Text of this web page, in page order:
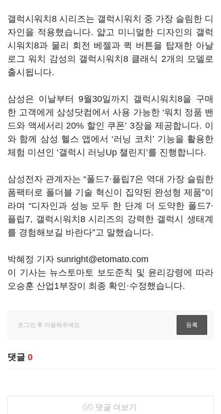
갤럭시워치8 시리즈는 갤럭시워치 중 가장 슬림한 디
자인을 적용했습니다. 얇고 미니멀한 디자인의 갤럭
시워치8과 물리 회전 베젤과 퀵 버튼을 탑재한 아날
로그 워치 감성의 갤럭시워치8 클래식 2개의 모델로
출시됩니다.
삼성은 이날부터 9월30일까지 갤럭시워치8을 구매
한 고객에게 삼성닷컴에서 사용 가능한 ‘워치 정품 밴
드와 액세서리 20% 할인 쿠폰’ 3장을 제공합니다. 이
와 함께 삼성 헬스 앱에서 ‘러닝 코치’ 기능을 활용한
체험 미션인 ‘갤럭시 러닝Up 챌린지’를 진행합니다.
삼성전자 관계자는 “폴드7·플립7은 역대 가장 슬림한
폼팩터로 폴더블 기술 혁신이 집약된 완성형 제품”이
라며 “디자인과 성능 모두 한 단계 더 도약한 폴드7·
플립7, 갤럭시워치8 시리즈의 강력한 갤럭시 생태계
를 경험해보길 바란다”고 말했습니다.
박혜정 기자 sunright@etomato.com
이 기사는 뉴스토마토 보도준칙 및 윤리강령에 따라
오승훈 산업1부장이 최종 확인·수정했습니다.
댓글 0
0/0 댓글 더보기